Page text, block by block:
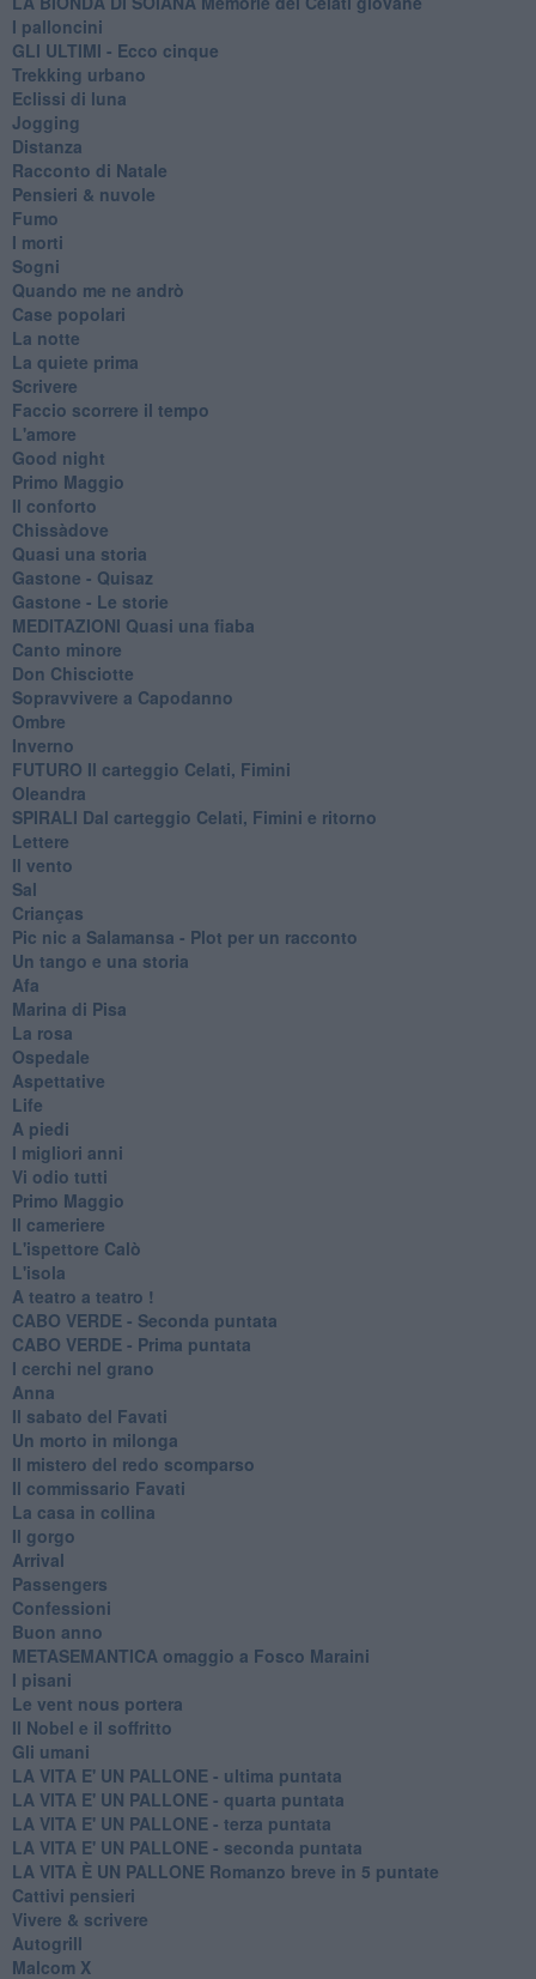
I palloncini
GLI ULTIMI - Ecco cinque
Trekking urbano
Eclissi di luna
Jogging
Distanza
Racconto di Natale
Pensieri & nuvole
Fumo
I morti
Sogni
Quando me ne andrò
Case popolari
La notte
La quiete prima
Scrivere
Faccio scorrere il tempo
L'amore
Good night
Primo Maggio
Il conforto
Chissàdove
Quasi una storia
Gastone - Quisaz
Gastone - Le storie
MEDITAZIONI Quasi una fiaba
Canto minore
Don Chisciotte
Sopravvivere a Capodanno
Ombre
Inverno
FUTURO Il carteggio Celati, Fimini
Oleandra
SPIRALI Dal carteggio Celati, Fimini e ritorno
Lettere
Il vento
Sal
Crianças
Pic nic a Salamansa - Plot per un racconto
Un tango e una storia
Afa
Marina di Pisa
La rosa
Ospedale
Aspettative
Life
A piedi
I migliori anni
Vi odio tutti
Primo Maggio
Il cameriere
L'ispettore Calò
L'isola
A teatro a teatro !
CABO VERDE - Seconda puntata
CABO VERDE - Prima puntata
I cerchi nel grano
Anna
Il sabato del Favati
Un morto in milonga
Il mistero del redo scomparso
Il commissario Favati
La casa in collina
Il gorgo
Arrival
Passengers
Confessioni
Buon anno
METASEMANTICA omaggio a Fosco Maraini
I pisani
Le vent nous portera
Il Nobel e il soffritto
Gli umani
LA VITA E' UN PALLONE - ultima puntata
LA VITA E' UN PALLONE - quarta puntata
LA VITA E' UN PALLONE - terza puntata
LA VITA E' UN PALLONE - seconda puntata
LA VITA È UN PALLONE Romanzo breve in 5 puntate
Cattivi pensieri
Vivere & scrivere
Autogrill
Malcom X